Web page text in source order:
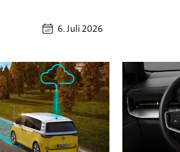
6. Juli 2026